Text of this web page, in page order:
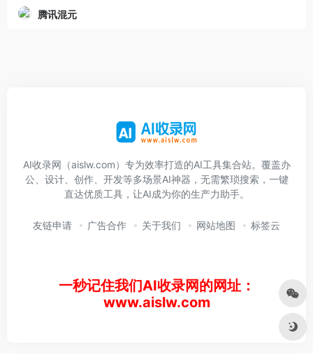
腾讯混元
AI收录网（aislw.com）专为效率打造的AI工具集合站。覆盖办
公、设计、创作、开发等多场景AI神器，无需繁琐搜索，一键
直达优质工具，让AI成为你的生产力助手。
友链申请 广告合作 关于我们 网站地图 标签云
一秒记住我们AI收录网的网址：
www.aislw.com